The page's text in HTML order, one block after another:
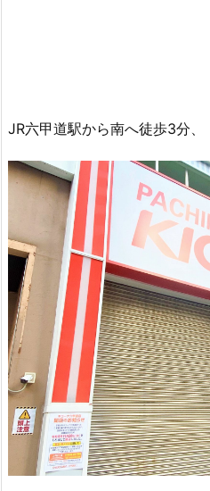
JR六甲道駅から南へ徒歩3分、